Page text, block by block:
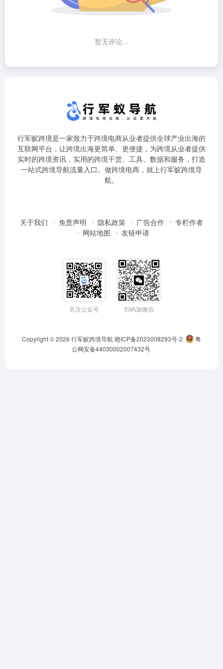
暂无评论...
行军蚁跨境是一家致力于跨境电商从业者提供全球产业出海的
互联网平台，让跨境出海更简单、更便捷，为跨境从业者提供
实时的跨境资讯，实用的跨境干货、工具、数据和服务，打造
一站式跨境导航流量入口。做跨境电商，就上行军蚁跨境导
航。
关于我们 免责声明 隐私政策 广告合作
专栏作者
网站地图
友链申请
关注公众号 扫码加微信
Copyright © 2026 行军蚁跨境导航赣ICP备2023008293号-2
粤
公网安备44030002007432号